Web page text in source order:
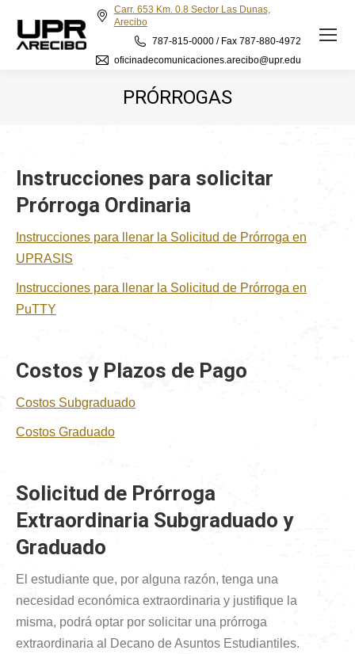
Carr. 653 Km. 0.8 Sector Las Dunas,
Arecibo
787-815-0000 / Fax 787-880-4972
oficinadecomunicaciones.arecibo@upr.edu
PRÓRROGAS
Instrucciones para solicitar
Prórroga Ordinaria
Instrucciones para llenar la Solicitud de Prórroga en
UPRASIS
Instrucciones para llenar la Solicitud de Prórroga en
PuTTY
Costos y Plazos de Pago
Costos Subgraduado
Costos Graduado
Solicitud de Prórroga
Extraordinaria Subgraduado y
Graduado
El estudiante que, por alguna razón, tenga una
necesidad económica extraordinaria y justifique la
misma, podrá optar por solicitar una prórroga
extraordinaria al Decano de Asuntos Estudiantiles.